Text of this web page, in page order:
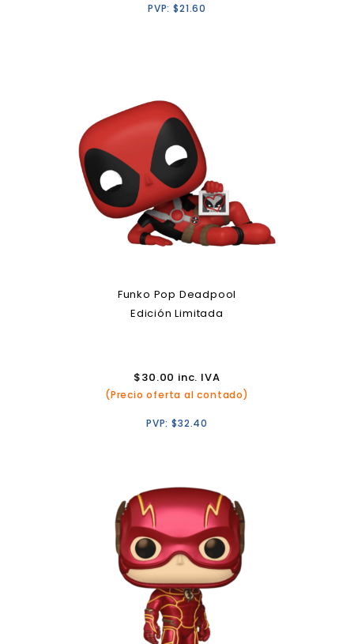
PVP:$21.60
Funko Pop Deadpool
Edición Limitada
$30.00 inc. IVA
(Precio oferta al contado)
PVP:$32.40